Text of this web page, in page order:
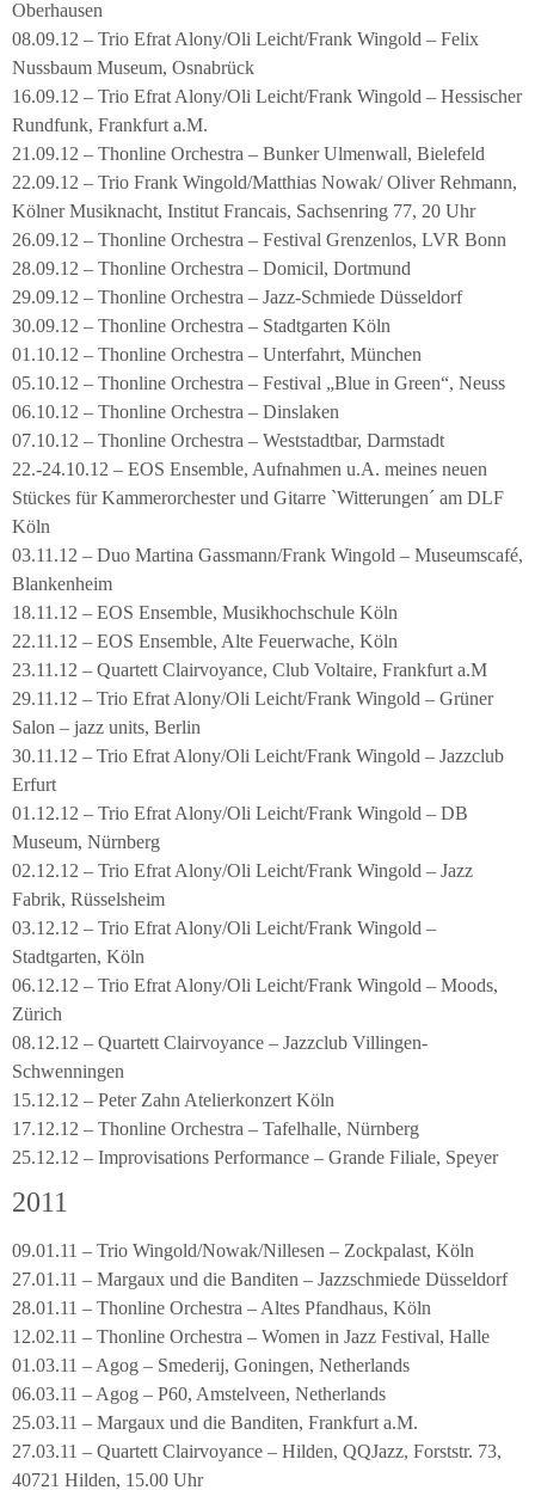
Oberhausen
08.09.12 – Trio Efrat Alony/Oli Leicht/Frank Wingold – Felix
Nussbaum Museum, Osnabrück
16.09.12 – Trio Efrat Alony/Oli Leicht/Frank Wingold – Hessischer
Rundfunk, Frankfurt a.M.
21.09.12 – Thonline Orchestra – Bunker Ulmenwall, Bielefeld
22.09.12 – Trio Frank Wingold/Matthias Nowak/ Oliver Rehmann,
Kölner Musiknacht, Institut Francais, Sachsenring 77, 20 Uhr
26.09.12 – Thonline Orchestra – Festival Grenzenlos, LVR Bonn
28.09.12 – Thonline Orchestra – Domicil, Dortmund
29.09.12 – Thonline Orchestra – Jazz-Schmiede Düsseldorf
30.09.12 – Thonline Orchestra – Stadtgarten Köln
01.10.12 – Thonline Orchestra – Unterfahrt, München
05.10.12 – Thonline Orchestra – Festival „Blue in Green“, Neuss
06.10.12 – Thonline Orchestra – Dinslaken
07.10.12 – Thonline Orchestra – Weststadtbar, Darmstadt
22.-24.10.12 – EOS Ensemble, Aufnahmen u.A. meines neuen
Stückes für Kammerorchester und Gitarre `Witterungen´ am DLF
Köln
03.11.12 – Duo Martina Gassmann/Frank Wingold – Museumscafé,
Blankenheim
18.11.12 – EOS Ensemble, Musikhochschule Köln
22.11.12 – EOS Ensemble, Alte Feuerwache, Köln
23.11.12 – Quartett Clairvoyance, Club Voltaire, Frankfurt a.M
29.11.12 – Trio Efrat Alony/Oli Leicht/Frank Wingold – Grüner
Salon – jazz units, Berlin
30.11.12 – Trio Efrat Alony/Oli Leicht/Frank Wingold – Jazzclub
Erfurt
01.12.12 – Trio Efrat Alony/Oli Leicht/Frank Wingold – DB
Museum, Nürnberg
02.12.12 – Trio Efrat Alony/Oli Leicht/Frank Wingold – Jazz
Fabrik, Rüsselsheim
03.12.12 – Trio Efrat Alony/Oli Leicht/Frank Wingold –
Stadtgarten, Köln
06.12.12 – Trio Efrat Alony/Oli Leicht/Frank Wingold – Moods,
Zürich
08.12.12 – Quartett Clairvoyance – Jazzclub Villingen-
Schwenningen
15.12.12 – Peter Zahn Atelierkonzert Köln
17.12.12 – Thonline Orchestra – Tafelhalle, Nürnberg
25.12.12 – Improvisations Performance – Grande Filiale, Speyer
2011
09.01.11 – Trio Wingold/Nowak/Nillesen – Zockpalast, Köln
27.01.11 – Margaux und die Banditen – Jazzschmiede Düsseldorf
28.01.11 – Thonline Orchestra – Altes Pfandhaus, Köln
12.02.11 – Thonline Orchestra – Women in Jazz Festival, Halle
01.03.11 – Agog – Smederij, Goningen, Netherlands
06.03.11 – Agog – P60, Amstelveen, Netherlands
25.03.11 – Margaux und die Banditen, Frankfurt a.M.
27.03.11 – Quartett Clairvoyance – Hilden, QQJazz, Forststr. 73,
40721 Hilden, 15.00 Uhr